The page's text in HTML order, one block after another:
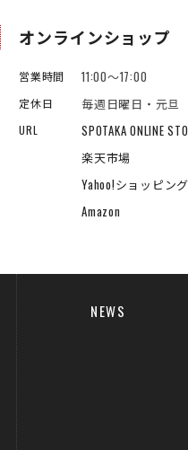
オンラインショップ
営業時間 11:00～17:00
定休日 毎週日曜日・元旦
URL
SPOTAKA ONLINE
楽天市場
Yahoo!ショッピング
Amazon
NEWS